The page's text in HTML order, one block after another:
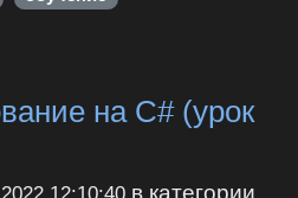
на С# (урок
в категории